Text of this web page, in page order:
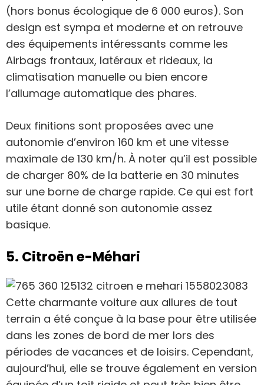
(hors bonus écologique de 6 000 euros). Son
design est sympa et moderne et on retrouve
des équipements intéressants comme les
Airbags frontaux, latéraux et rideaux, la
climatisation manuelle ou bien encore
l’allumage automatique des phares.
Deux finitions sont proposées avec une
autonomie d’environ 160 km et une vitesse
maximale de 130 km/h. À noter qu’il est possible
de charger 80% de la batterie en 30 minutes
sur une borne de charge rapide. Ce qui est fort
utile étant donné son autonomie assez
basique.
5. Citroën e-Méhari
Cette charmante voiture aux allures de tout
terrain a été conçue à la base pour être utilisée
dans les zones de bord de mer lors des
périodes de vacances et de loisirs. Cependant,
aujourd’hui, elle se trouve également en version